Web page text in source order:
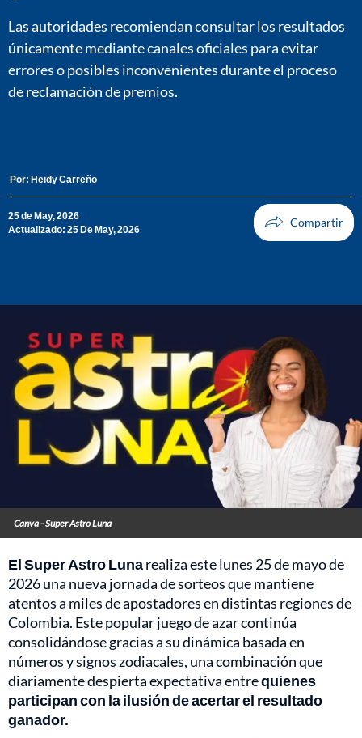
Las autoridades recomiendan consultar los resultados
únicamente mediante canales oficiales para evitar
errores o posibles inconvenientes durante el proceso
de reclamación de premios.
Por: Heidy Carreño
25 de May, 2026
Actualizado: 25 De May, 2026
Canva - Super Astro Luna
El Super Astro Lunarealiza este lunes 25 de mayo de
2026 una nueva jornada de sorteos que mantiene
atentos a miles de apostadores en distintas regiones de
Colombia. Este popular juego de azar continúa
consolidándose gracias a su dinámica basada en
números y signos zodiacales, una combinación que
diariamente despierta expectativa entrequienes
participan con la ilusión de acertar el resultado
ganador.